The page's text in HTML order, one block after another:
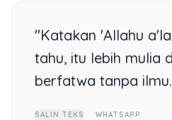
"Katakan 'Allahu
tahu, itu lebih mulia
berfatwa tanpa
SALIN TEKS WHATSAPP